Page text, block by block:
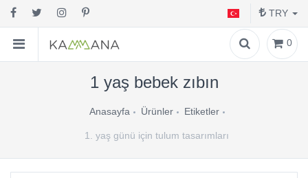
TRY
0
1 yaş bebek zıbın
Anasayfa Ürünler Etiketler
1. yaş günü için tulum tasarımları